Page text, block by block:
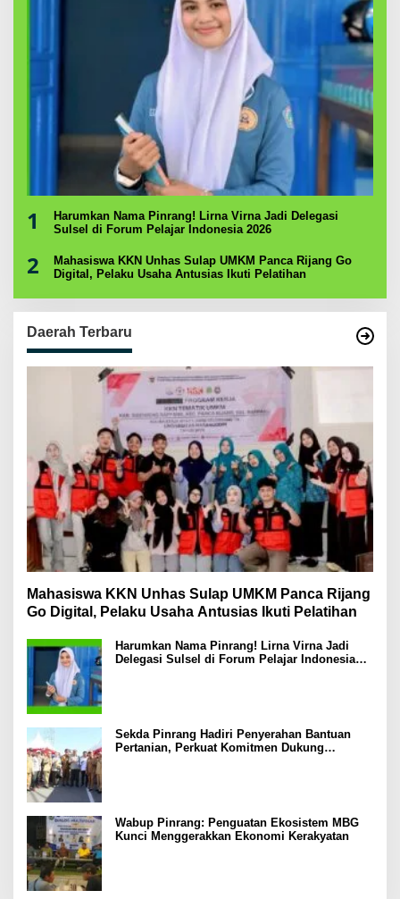
1
Harumkan Nama Pinrang! Lirna Virna Jadi Delegasi
Sulsel di Forum Pelajar Indonesia 2026
2
Mahasiswa KKN Unhas Sulap UMKM Panca Rijang Go
Digital, Pelaku Usaha Antusias Ikuti Pelatihan
Daerah Terbaru
Mahasiswa KKN Unhas Sulap UMKM Panca Rijang
Go Digital, Pelaku Usaha Antusias Ikuti Pelatihan
Harumkan Nama Pinrang! Lirna Virna Jadi
Delegasi Sulsel di Forum Pelajar Indonesia
Sekda Pinrang Hadiri Penyerahan Bantuan
Pertanian, Perkuat Komitmen Dukung
Wabup Pinrang: Penguatan Ekosistem MBG
Kunci Menggerakkan Ekonomi Kerakyatan